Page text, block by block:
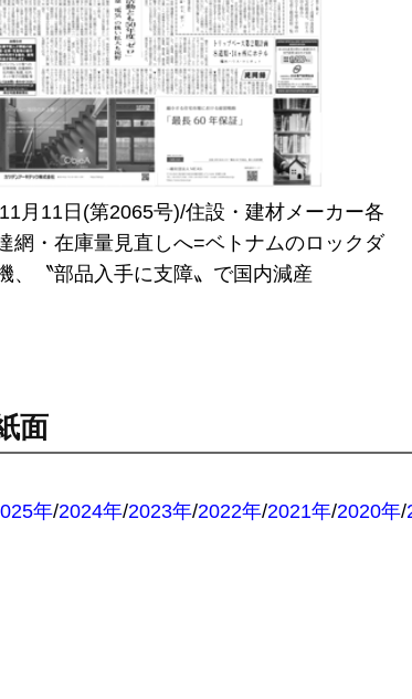
月11日(第2065号)/住設・建材メーカー各
網・在庫量見直しへ=ベトナムのロックダ
、〝部品入手に支障〟で国内減産
面
年/2024年/2023年/2022年/2021年/2020年/